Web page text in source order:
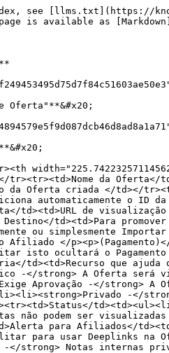
see [llms.txt](https://
is available as
Oferta"**&#x20;
tr><tr><td>Nome da
da Oferta criada </td></
automaticamente o ID
td><td>URL de
td><td>Para
ou simplesmente
</
isto ocultará o
td><td>Recurso que ajuda
-</strong> A Oferta
Aprovação -</strong>
-</
não podem ser
para Afiliados</
para usar Deeplinks na
strong> Notas internas